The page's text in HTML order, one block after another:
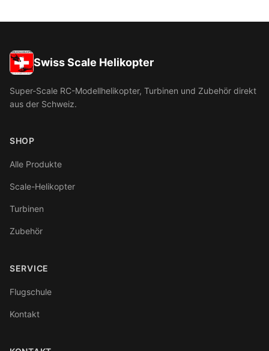
Swiss Scale Helikopter
Super-Scale RC-Modellhelikopter, Turbinen und Zubehör direkt
aus der Schweiz.
SHOP
Alle Produkte
Scale-Helikopter
Turbinen
Zubehör
SERVICE
Flugschule
Kontakt